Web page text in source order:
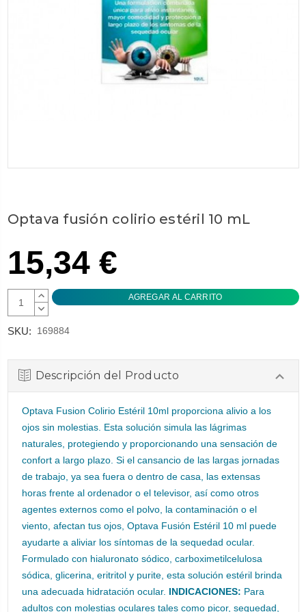
Optava fusión colirio estéril 10 mL
15,34 €
AUMENTAR
CANTIDAD:
DISMINUIR
SKU: 169884
Descripción del Producto
Optava Fusion Colirio Estéril 10ml proporciona alivio a los
ojos sin molestias. Esta solución simula las lágrimas
naturales, protegiendo y proporcionando una sensación de
confort a largo plazo. Si el cansancio de las largas jornadas
de trabajo, ya sea fuera o dentro de casa, las extensas
horas frente al ordenador o el televisor, así como otros
agentes externos como el polvo, la contaminación o el
viento, afectan tus ojos, Optava Fusión Estéril 10 ml puede
ayudarte a aliviar los síntomas de la sequedad ocular.
Formulado con hialuronato sódico, carboximetilcelulosa
sódica, glicerina, eritritol y purite, esta solución estéril brinda
una adecuada hidratación ocular. INDICACIONES: Para
adultos con molestias oculares tales como picor, sequedad,